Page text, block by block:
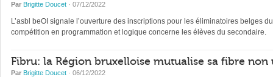
Par Brigitte Doucet · 07/12/2022
L’asbl beOI signale l’ouverture des inscriptions pour les éliminatoires belges
compétition en programmation et logique concerne les élèves du secondaire.
Fibru: la Région bruxelloise mutualise sa fibre non
Par Brigitte Doucet · 06/12/2022